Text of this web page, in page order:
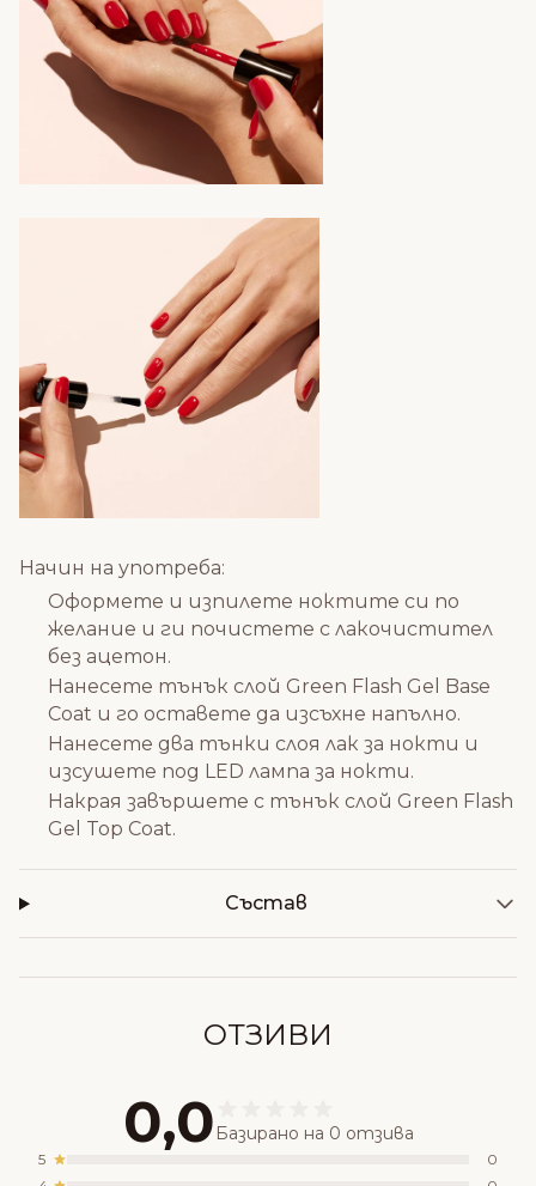
Начин на употреба:
Оформете и изпилете ноктите си по
желание и ги почистете с лакочистител
без ацетон.
Нанесете тънък слой Green Flash Gel Base
Coat и го оставете да изсъхне напълно.
Нанесете два тънки слоя лак за нокти и
изсушете под LED лампа за нокти.
Накрая завършете с тънък слой Green Flash
Gel Top Coat.
Състав
ОТЗИВИ
0,0 Базирано на 0 отзива
5
0